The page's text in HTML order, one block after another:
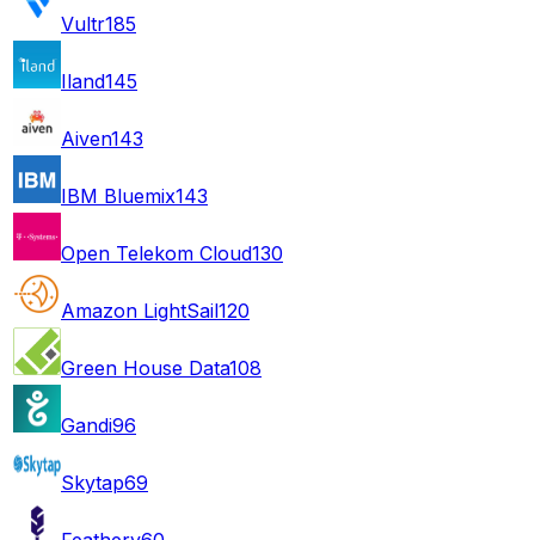
Vultr185
Iland145
Aiven143
IBM Bluemix143
Open Telekom Cloud130
Amazon LightSail120
Green House Data108
Gandi96
Skytap69